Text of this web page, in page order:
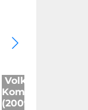
Volkswagen
Kombi LWB
(2009)